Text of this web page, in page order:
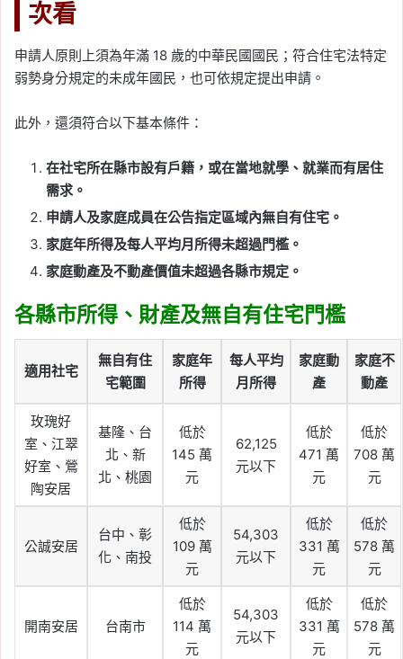
次看
申請人原則上須為年滿 18 歲的中華民國國民；符合住宅法特定
弱勢身分規定的未成年國民，也可依規定提出申請。
此外，還須符合以下基本條件：
在社宅所在縣市設有戶籍，或在當地就學、就業而有居住
需求。
申請人及家庭成員在公告指定區域內無自有住宅。
家庭年所得及每人平均月所得未超過門檻。
家庭動產及不動產價值未超過各縣市規定。
各縣市所得、財產及無自有住宅門檻
適用社宅
無自有住
宅範圍
家庭年
所得
每人平均
月所得
家庭動
產
家庭不
動產
玫瑰好
室、江翠
好室、鶯
陶安居
基隆、台
北、新
北、桃園
低於
145 萬
元
62,125
元以下
低於
471 萬
元
低於
708 萬
元
公誠安居
台中、彰
化、南投
低於
109 萬
元
54,303
元以下
低於
331 萬
元
低於
578 萬
元
開南安居 台南市
低於
114 萬
元
54,303
元以下
低於
331 萬
元
低於
578 萬
元